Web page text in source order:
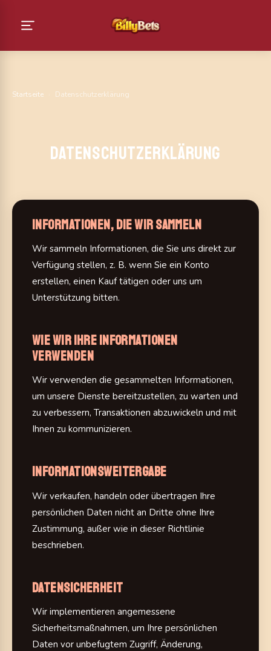
Startseite Datenschutzerklärung
Datenschutzerklärung
Informationen, die wir sammeln
Wir sammeln Informationen, die Sie uns direkt zur
Verfügung stellen, z. B. wenn Sie ein Konto
erstellen, einen Kauf tätigen oder uns um
Unterstützung bitten.
Wie wir Ihre Informationen
verwenden
Wir verwenden die gesammelten Informationen,
um unsere Dienste bereitzustellen, zu warten und
zu verbessern, Transaktionen abzuwickeln und mit
Ihnen zu kommunizieren.
Informationsweitergabe
Wir verkaufen, handeln oder übertragen Ihre
persönlichen Daten nicht an Dritte ohne Ihre
Zustimmung, außer wie in dieser Richtlinie
beschrieben.
Datensicherheit
Wir implementieren angemessene
Sicherheitsmaßnahmen, um Ihre persönlichen
Daten vor unbefugtem Zugriff, Änderung,